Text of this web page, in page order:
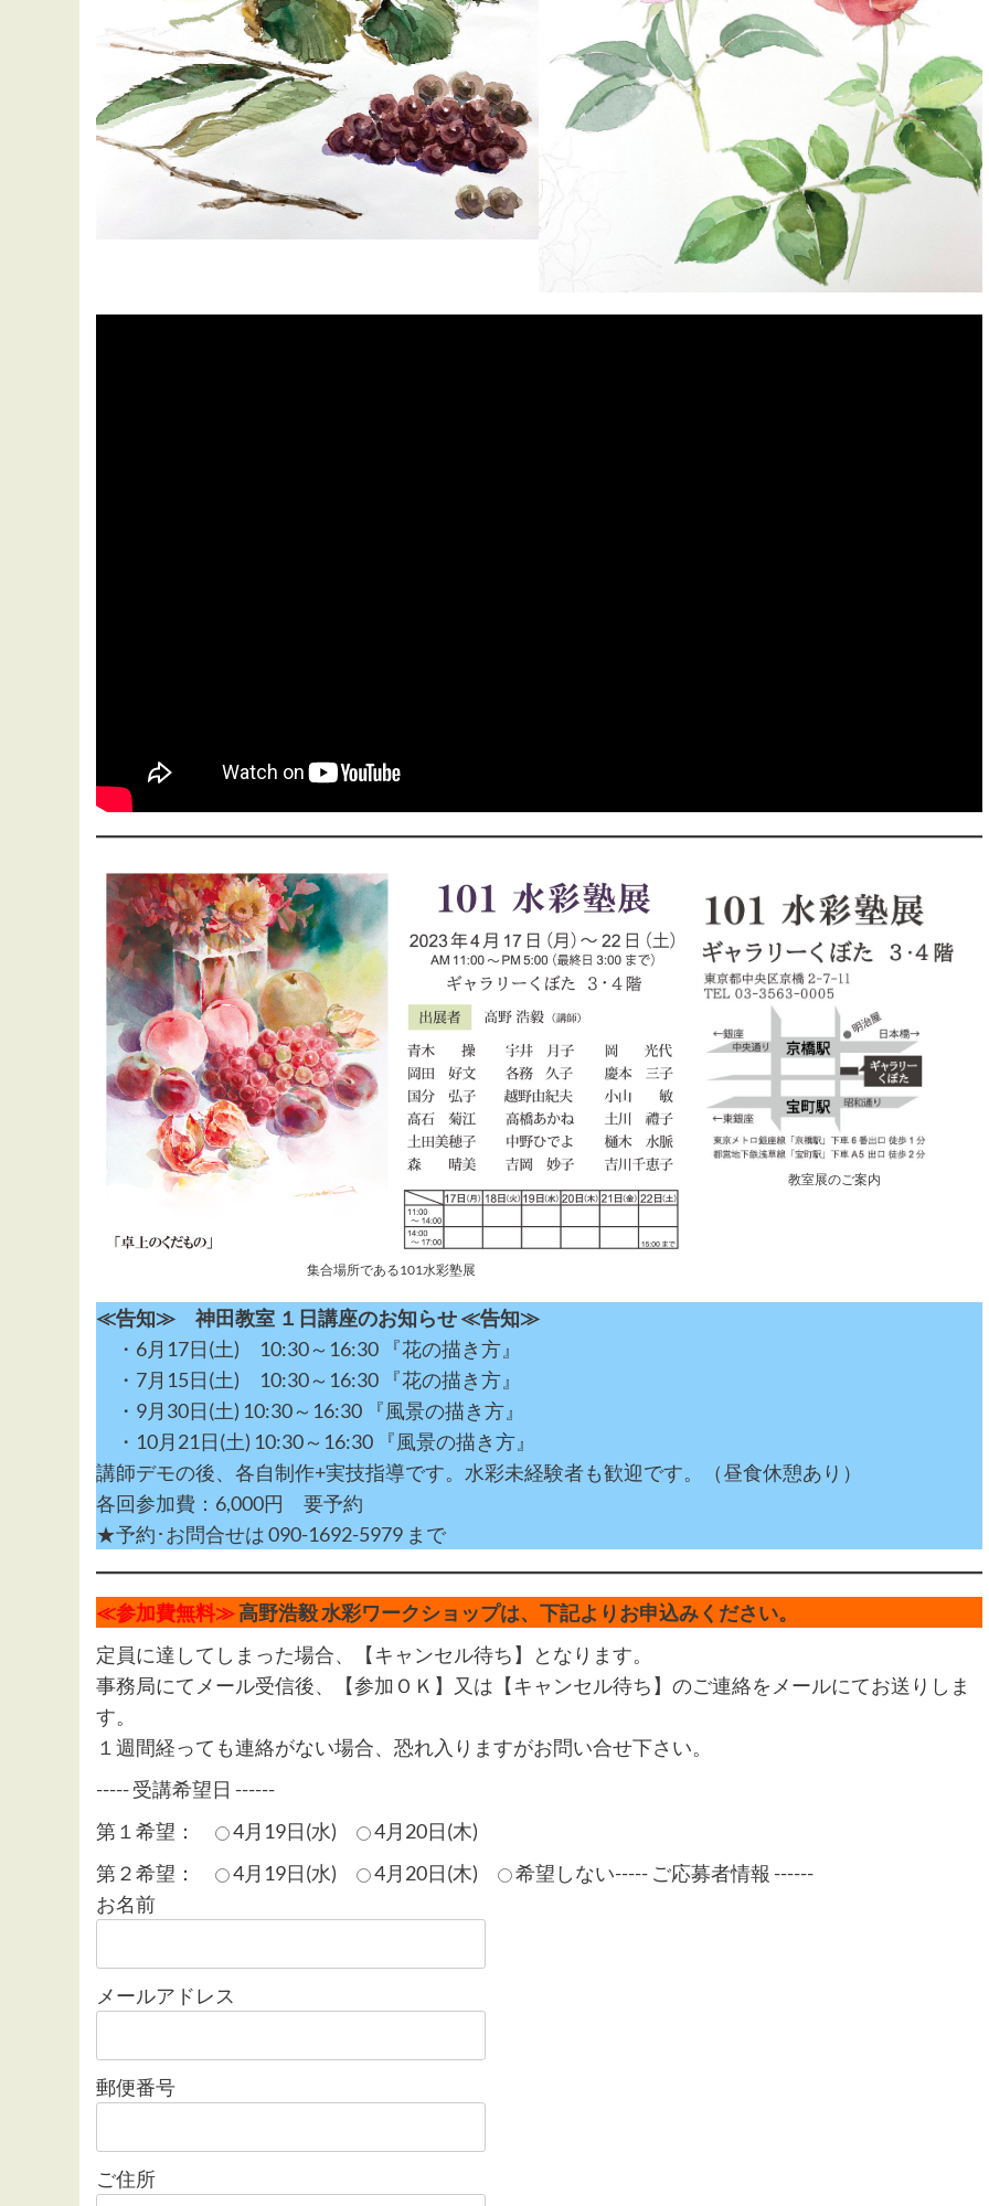
集合場所である101水彩塾展
教室展のご案内
≪告知≫ 神田教室 １日講座のお知らせ ≪告知≫
・6月17日(土) 10:30～16:30 『花の描き方』
・7月15日(土) 10:30～16:30 『花の描き方』
・9月30日(土) 10:30～16:30 『風景の描き方』
・10月21日(土) 10:30～16:30 『風景の描き方』
講師デモの後、各自制作+実技指導です。水彩未経験者も歓迎です。（昼食休憩あり）
各回参加費：6,000円 要予約
★予約･お問合せは 090-1692-5979 まで
≪参加費無料≫高野浩毅 水彩ワークショップは、下記よりお申込みください。
定員に達してしまった場合、【キャンセル待ち】となります。
事務局にてメール受信後、【参加ＯＫ】又は【キャンセル待ち】のご連絡をメールにてお送りしま
す。
１週間経っても連絡がない場合、恐れ入りますがお問い合せ下さい。
----- 受講希望日 ------
第１希望：
4月19日(水)
4月20日(木)
第２希望：
4月19日(水) 4月20日(木) 希望しない----- ご応募者情報 ------
お名前
メールアドレス
郵便番号
ご住所